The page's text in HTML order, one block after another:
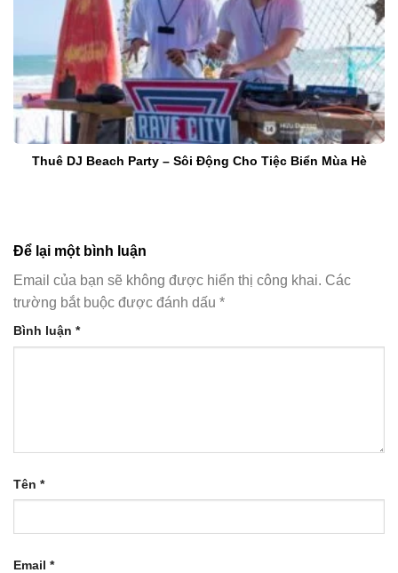
Thuê DJ Beach Party – Sôi Động Cho Tiệc Biển Mùa Hè
Để lại một bình luận
Email của bạn sẽ không được hiển thị công khai. Các
trường bắt buộc được đánh dấu *
Bình luận *
Tên *
Email *